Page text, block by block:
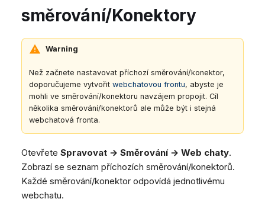
Dashboard
Sociální sítě
Můj profil
Klávesové zkratky
Automatické zprávy
Časové podmínky
Rozhodovací stromy
Přerušit
Technické informace
Pozdravy agentů
Dashboard
Můj profil
Vzdálená podpora
Google BigQuery a
zařízení
Mobilní notifikace
Žádné zařízení online
směrování/Konektory
Warning
Než začnete nastavovat příchozí směrování/konektor,
doporučujeme vytvořit webchatovou frontu, abyste je
mohli ve směrování/konektoru navzájem propojit. Cíl
několika směrování/konektorů ale může být i stejná
webchatová fronta.
Otevřete Spravovat → Směrování → Web chaty.
Zobrazí se seznam příchozích směrování/konektorů.
Každé směrování/konektor odpovídá jednotlivému
webchatu.